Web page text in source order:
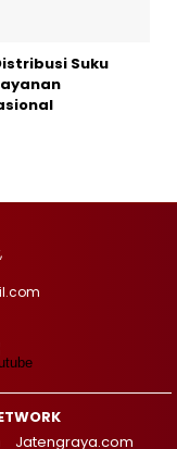
Suku
Jatengraya.com